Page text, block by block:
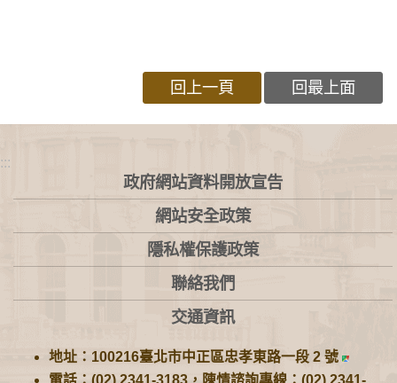
回上一頁 回最上面
:::
政府網站資料開放宣告
網站安全政策
隱私權保護政策
聯絡我們
交通資訊
地址：100216臺北市中正區忠孝東路一段 2 號